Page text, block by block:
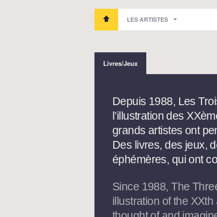
LES ARTISTES
Livres/Jeux
Depuis 1988, Les
l’illustration des
grands artistes ont
Des livres, des jeux,
éphémères, qui ont
Since 1988, The
illustration of the